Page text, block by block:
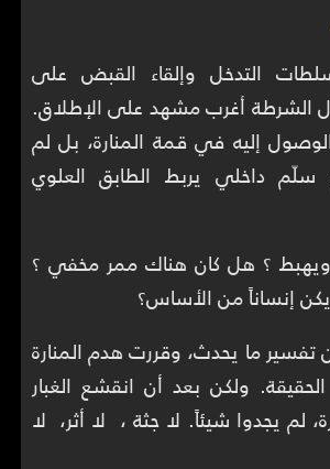
التدخل وإلقاء القبض على
الشرطة أغرب مشهد على الإطلاق.
إليه في قمة المنارة، بل لم
داخلي يربط الطابق العلوي
؟ هل كان هناك ممر مخفي ؟
إنساناً من الأساس؟
ما يحدث، وقررت هدم المنارة
ولكن بعد أن انقشع الغبار
لم يجدوا شيئاً. لا جثة ، لا أثر، لا